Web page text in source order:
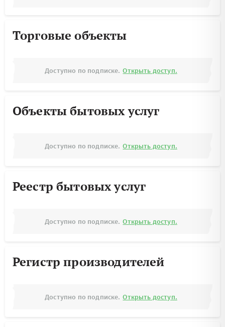
Торговые объекты
Доступно по подписке. Открыть доступ.
Объекты бытовых услуг
Доступно по подписке. Открыть доступ.
Реестр бытовых услуг
Доступно по подписке. Открыть доступ.
Регистр производителей
Доступно по подписке. Открыть доступ.